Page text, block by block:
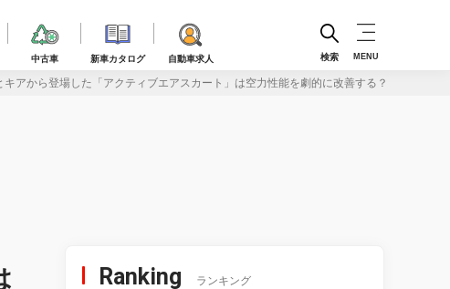
中古車 新車カタログ 自動車求人 検索 MENU
キアから登場した「アクティブエアスカート」は空力性能を劇的に改善する？
Ranking ランキング